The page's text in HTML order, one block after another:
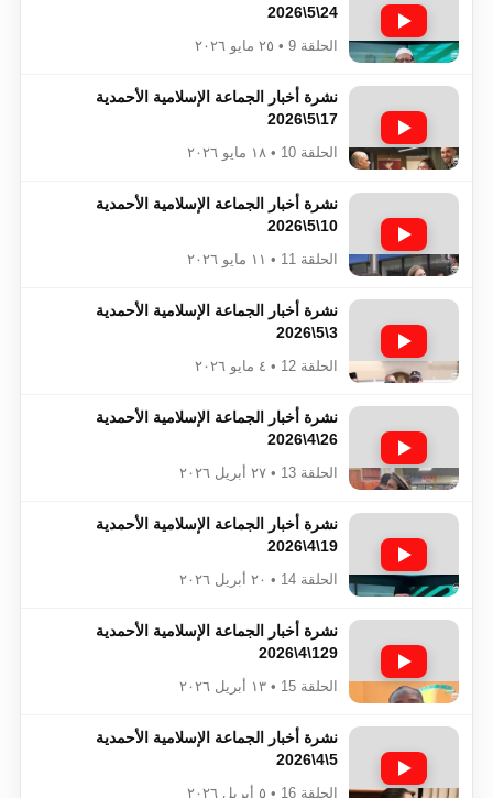
24\5\2026
الحلقة 9 • ٢٥ مايو ٢٠٢٦
نشرة أخبار الجماعة الإسلامية الأحمدية
17\5\2026
الحلقة 10 • ١٨ مايو ٢٠٢٦
نشرة أخبار الجماعة الإسلامية الأحمدية
10\5\2026
الحلقة 11 • ١١ مايو ٢٠٢٦
نشرة أخبار الجماعة الإسلامية الأحمدية
3\5\2026
الحلقة 12 • ٤ مايو ٢٠٢٦
نشرة أخبار الجماعة الإسلامية الأحمدية
26\4\2026
الحلقة 13 • ٢٧ أبريل ٢٠٢٦
نشرة أخبار الجماعة الإسلامية الأحمدية
19\4\2026
الحلقة 14 • ٢٠ أبريل ٢٠٢٦
نشرة أخبار الجماعة الإسلامية الأحمدية
129\4\2026
الحلقة 15 • ١٣ أبريل ٢٠٢٦
نشرة أخبار الجماعة الإسلامية الأحمدية
5\4\2026
الحلقة 16 • ٥ أبريل ٢٠٢٦